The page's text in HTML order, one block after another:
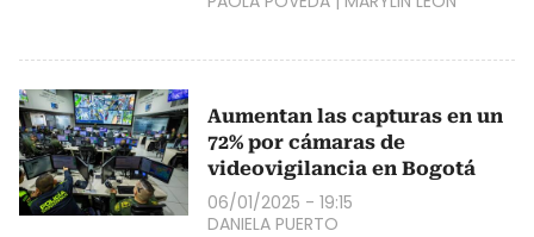
Aumentan las capturas en un
72% por cámaras de
videovigilancia en Bogotá
06/01/2025 - 19:15
DANIELA PUERTO